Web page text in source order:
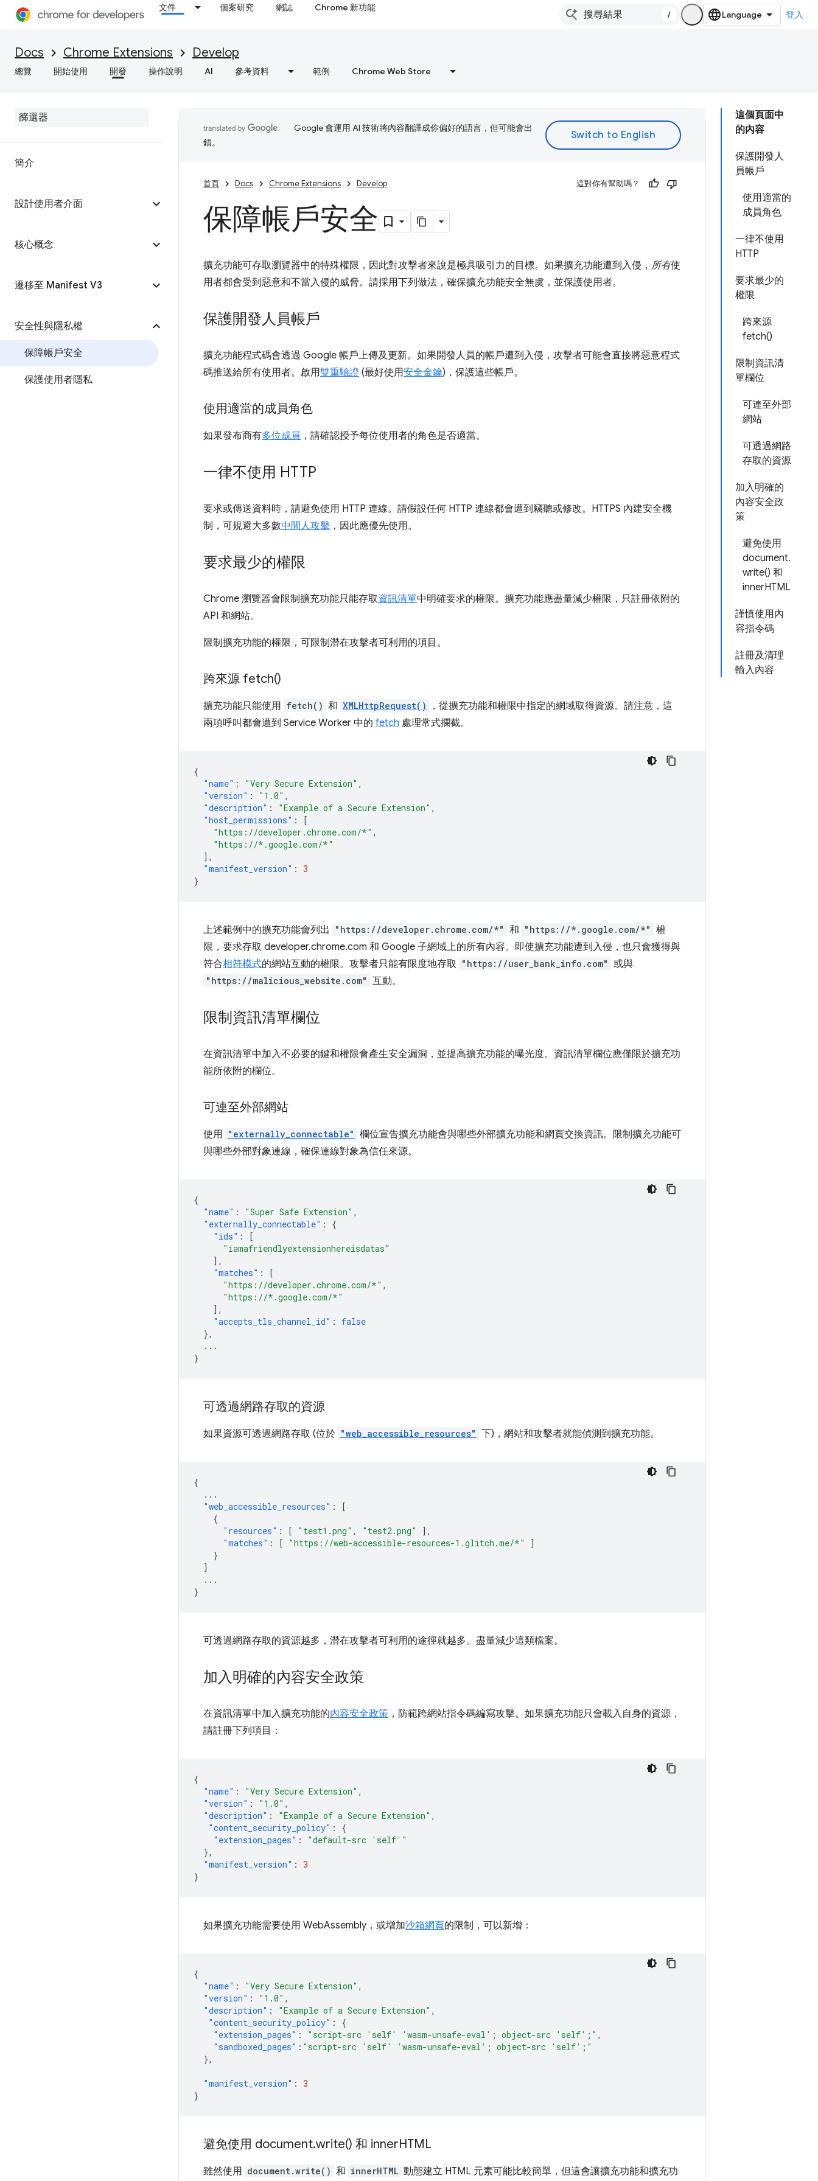
文件 個案研究 網誌 Chrome 新功能
/ 登入
Docs Chrome Extensions Develop
總覽 開始使用 開發 操作說明 AI 參考資料 範例 Chrome Web Store
簡介
設計使用者介面
核心概念
遷移至 Manifest V3
安全性與隱私權
保障帳戶安全
保護使用者隱私
這個頁面中
的內容
保護開發人
員帳戶
使用適當的
成員角色
一律不使用
HTTP
要求最少的
權限
跨來源
fetch()
限制資訊清
單欄位
可連至外部
網站
可透過網路
存取的資源
加入明確的
內容安全政
策
避免使用
document.
write() 和
innerHTML
謹慎使用內
容指令碼
註冊及清理
輸入內容
Google 會運用 AI 技術將內容翻譯成你偏好的語言，但可能會出
錯。
首頁 Docs Chrome Extensions Develop 這對你有幫助嗎？
保障帳戶安全
擴充功能可存取瀏覽器中的特殊權限，因此對攻擊者來說是極具吸引力的目標。如果擴充功能遭到入侵， 所有使
用者都會受到惡意和不當入侵的威脅。請採用下列做法，確保擴充功能安全無虞，並保護使用者。
保護開發人員帳戶
擴充功能程式碼會透過 Google 帳戶上傳及更新。如果開發人員的帳戶遭到入侵，攻擊者可能會直接將惡意程式
碼推送給所有使用者。啟用雙重驗證 (最好使用安全金鑰)，保護這些帳戶。
使用適當的成員角色
如果發布商有多位成員 ，請確認授予每位使用者的角色是否適當。
一律不使用 HTTP
要求或傳送資料時，請避免使用 HTTP 連線。請假設任何 HTTP 連線都會遭到竊聽或修改。HTTPS 內建安全機
制，可規避大多數中間人攻擊 ，因此應優先使用。
要求最少的權限
Chrome 瀏覽器會限制擴充功能只能存取資訊清單中明確要求的權限。擴充功能應盡量減少權限，只註冊依附的
API 和網站。
限制擴充功能的權限，可限制潛在攻擊者可利用的項目。
跨來源 fetch()
擴充功能只能使用 fetch() 和 XMLHttpRequest()
，從擴充功能和權限中指定的網域取得資源。請注意，這
兩項呼叫都會遭到 Service Worker 中的 fetch 處理常式攔截。
{
"name" : "Very Secure Extension" ,
"version" : "1.0" ,
"description" : "Example of a Secure Extension" ,
"host_permissions" :
[
"https://developer.chrome.com/*" ,
"https://*.google.com/*"
],
"manifest_version" : 3
}
上述範例中的擴充功能會列出 "https://developer.chrome.com/*" 和 "https://*.google.com/*" 權
限，要求存取 developer.chrome.com 和 Google 子網域上的所有內容。即使擴充功能遭到入侵，也只會獲得與
符合相符模式的網站互動的權限。攻擊者只能有限度地存取 "https://user_bank_info.com" 或與
"https://malicious_website.com" 互動。
限制資訊清單欄位
在資訊清單中加入不必要的鍵和權限會產生安全漏洞，並提高擴充功能的曝光度。資訊清單欄位應僅限於擴充功
能所依附的欄位。
可連至外部網站
使用 "externally_connectable" 欄位宣告擴充功能會與哪些外部擴充功能和網頁交換資訊。限制擴充功能可
與哪些外部對象連線，確保連線對象為信任來源。
{
"name" : "Super Safe Extension" ,
"externally_connectable" :
{
"ids" :
[
"iamafriendlyextensionhereisdatas"
],
"matches" :
[
"https://developer.chrome.com/*" ,
"https://*.google.com/*"
],
"accepts_tls_channel_id" :
false
},
...
}
可透過網路存取的資源
如果資源可透過網路存取 (位於 "web_accessible_resources" 下)，網站和攻擊者就能偵測到擴充功能。
{
...
"web_accessible_resources" :
[
{
"resources" : [ "test1.png" , "test2.png"
],
"matches" : [ "https://web-accessible-resources-1.glitch.me/*"
]
}
]
...
}
可透過網路存取的資源越多，潛在攻擊者可利用的途徑就越多。盡量減少這類檔案。
加入明確的內容安全政策
在資訊清單中加入擴充功能的內容安全政策 ，防範跨網站指令碼編寫攻擊。如果擴充功能只會載入自身的資源，
請註冊下列項目：
{
"name" : "Very Secure Extension" ,
"version" : "1.0" ,
"description" : "Example of a Secure Extension" ,
"content_security_policy" :
{
"extension_pages" :
"default-src 'self'"
},
"manifest_version" : 3
}
如果擴充功能需要使用 WebAssembly，或增加沙箱網頁的限制，可以新增：
{
"name" : "Very Secure Extension" ,
"version" : "1.0" ,
"description" : "Example of a Secure Extension" ,
"content_security_policy" :
{
"extension_pages" : "script-src 'self' 'wasm-unsafe-eval'; object-src 'self';" ,
"sandboxed_pages" : "script-src 'self' 'wasm-unsafe-eval'; object-src 'self';"
},
"manifest_version" : 3
}
避免使用 document.write() 和 innerHTML
雖然使用 document.write() 和 innerHTML 動態建立 HTML 元素可能比較簡單，但這會讓擴充功能和擴充功